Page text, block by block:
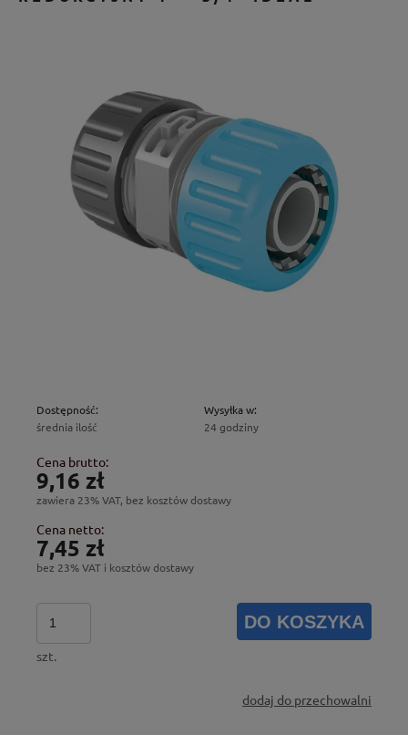
Dostępność:
średnia ilość
Wysyłka w:
24 godziny
Cena brutto:
9,16 zł
zawiera 23% VAT, bez kosztów dostawy
Cena netto:
7,45 zł
bez 23% VAT i kosztów dostawy
szt.
DO KOSZYKA
dodaj do przechowalni